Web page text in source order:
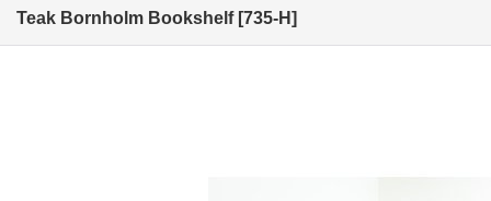
Teak Bornholm Bookshelf [735-H]